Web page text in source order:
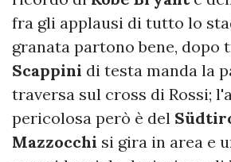
fra gli applausi di tutto lo
granata partono bene, dopo
Scappini di testa manda la
traversa sul cross di Rossi;
pericolosa però è del
Mazzocchi si gira in area e